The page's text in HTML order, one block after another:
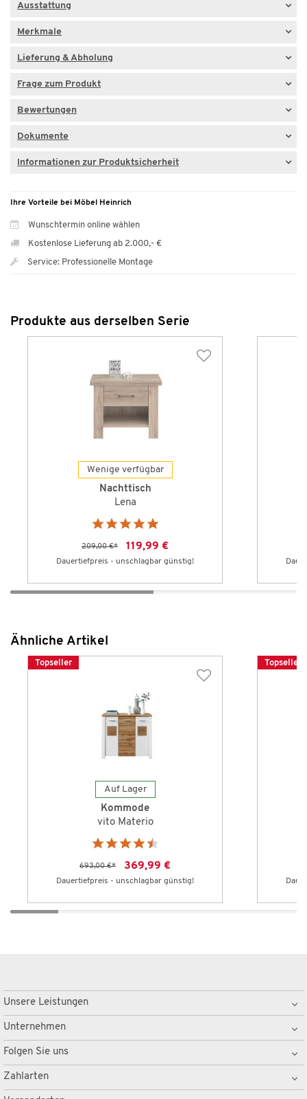
Ausstattung
Merkmale
Lieferung & Abholung
Frage zum Produkt
Bewertungen
Dokumente
Informationen zur Produktsicherheit
Ihre Vorteile bei Möbel Heinrich
Wunschtermin online wählen
Kostenlose Lieferung ab 2.000,- €
Service: Professionelle Montage
Produkte aus derselben Serie
Wenige verfügbar
Nachttisch
Lena
209,00 €* 119,99 €
Dauertiefpreis - unschlagbar günstig!
Ähnliche Artikel
Topseller
Auf Lager
Kommode
vito Materio
693,00 €* 369,99 €
Dauertiefpreis - unschlagbar günstig!
Topseller
Unsere Leistungen
Unternehmen
Folgen Sie uns
Zahlarten